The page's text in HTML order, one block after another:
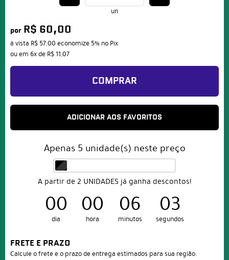
un
por R$ 60,00
à vista R$ 57,00 economize 5% no Pix
ou em 6xde R$ 11,07
COMPRAR
ADICIONAR AOS FAVORITOS
Apenas 5 unidade(s) neste preço
A partir de 2 UNIDADES já ganha descontos!
00
dia
00
hora
06
minutos
03
segundos
FRETE E PRAZO
Calcule o frete e o prazo de entrega estimados para sua região: